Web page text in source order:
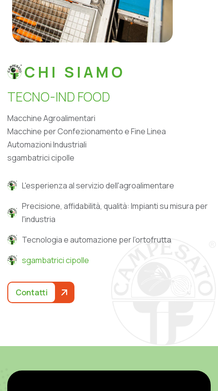
CHI SIAMO
TECNO-IND FOOD
Macchine Agroalimentari
Macchine per Confezionamento e Fine Linea
Automazioni Industriali
sgambatrici cipolle
L'esperienza al servizio dell'agroalimentare
Precisione, affidabilità, qualità: Impianti su misura per
l'industria
Tecnologia e automazione per l’ortofrutta
sgambatrici cipolle
Contatti